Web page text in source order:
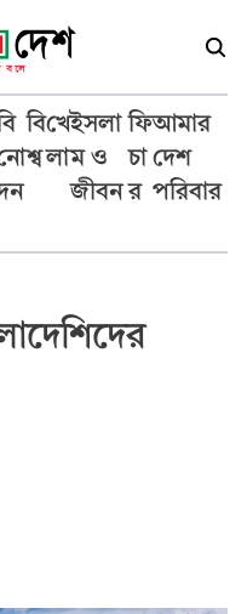
বি
শ্ব
খে
লা
ইসলা
ম ও
জীবন
ফি
চা
র
আমার
দেশ
পরিবার